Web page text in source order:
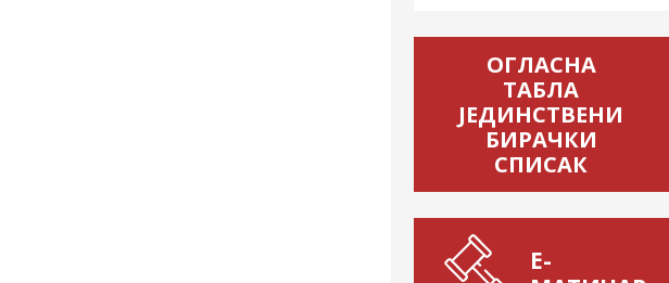
ОГЛАСНА
ТАБЛА
ЈЕДИНСТВЕНИ
БИРАЧКИ
СПИСАК
Е-